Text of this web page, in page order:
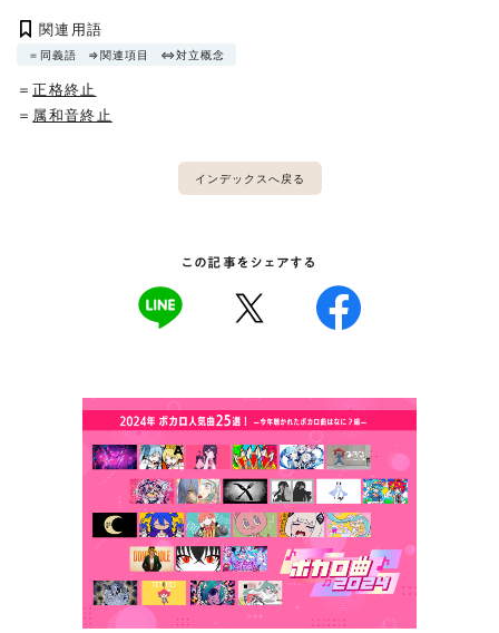
関連用語
＝同義語 ⇒関連項目 ⇔対立概念
＝正格終止
＝ 属和音終止
インデックスへ戻る
この記事をシェアする